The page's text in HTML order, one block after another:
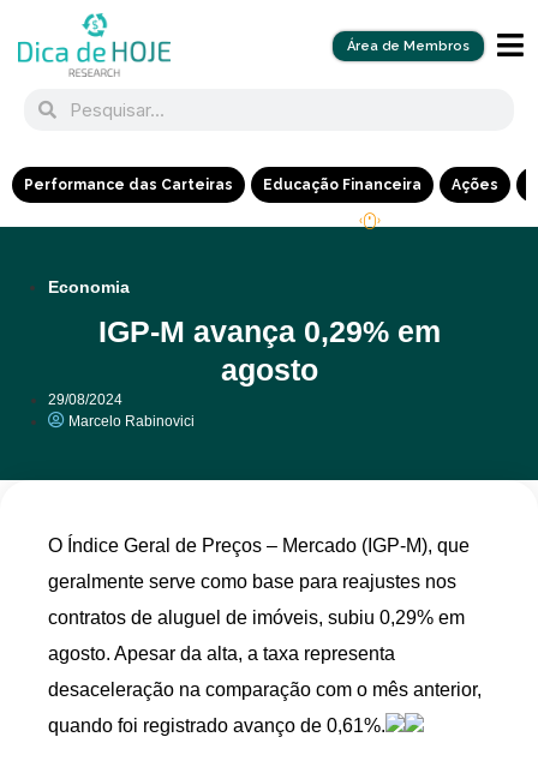
Área de Membros
Performance das Carteiras Educação Financeira Ações
Economia
IGP-M avança 0,29% em
agosto
29/08/2024
Marcelo Rabinovici
O Índice Geral de Preços – Mercado (IGP-M), que
geralmente serve como base para reajustes nos
contratos de aluguel de imóveis, subiu 0,29% em
agosto. Apesar da alta, a taxa representa
desaceleração na comparação com o mês anterior,
quando foi registrado avanço de 0,61%.